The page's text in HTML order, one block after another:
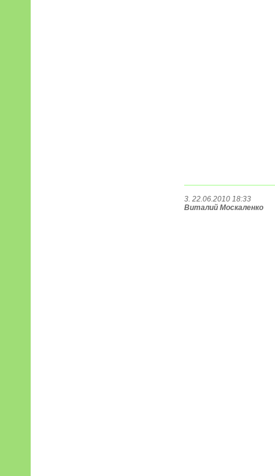
3. 22.06.2010 18:33
Виталий Москаленко